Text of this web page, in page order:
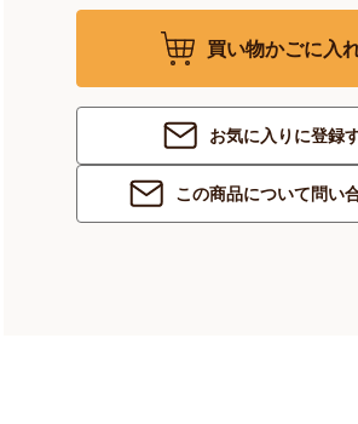
買い物かごに入
お気に入りに登録
この商品について問い